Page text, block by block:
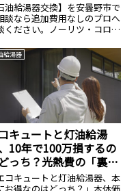
油給湯器交換】を安曇野市で
談なら追加費用なしのプロへ
ください。ノーリツ・コロナ
は14.8万円〜。見積無料・24
365日受付中。安心の生活案
。
給湯器
キュートと灯油給湯
10年で100万損するの
っち？光熱費の「裏
を完全試算
コキュートと灯油給湯器、本